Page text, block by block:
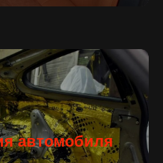
автомобиля